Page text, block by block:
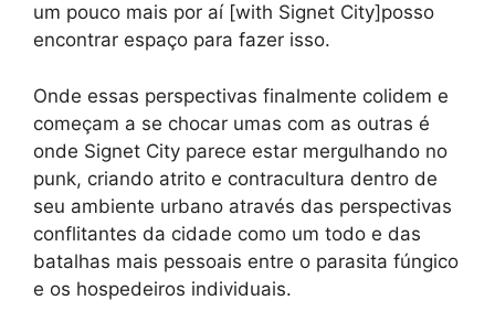
um pouco mais por aí [with Signet City]posso
encontrar espaço para fazer isso.
Onde essas perspectivas finalmente colidem e
começam a se chocar umas com as outras é
onde Signet City parece estar mergulhando no
punk, criando atrito e contracultura dentro de
seu ambiente urbano através das perspectivas
conflitantes da cidade como um todo e das
batalhas mais pessoais entre o parasita fúngico
e os hospedeiros individuais.